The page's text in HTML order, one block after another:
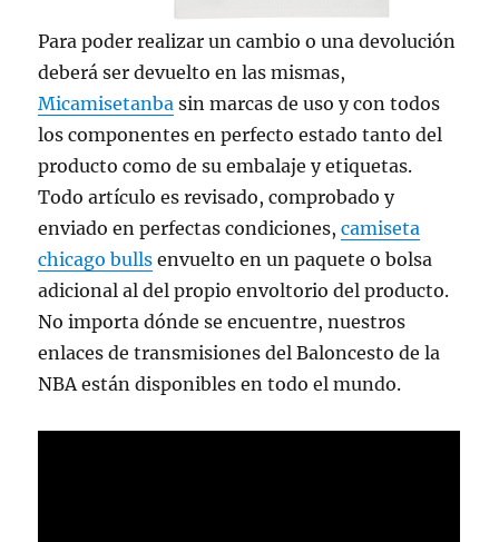
Para poder realizar un cambio o una devolución
deberá ser devuelto en las mismas,
Micamisetanba sin marcas de uso y con todos
los componentes en perfecto estado tanto del
producto como de su embalaje y etiquetas.
Todo artículo es revisado, comprobado y
enviado en perfectas condiciones,camiseta
chicago bulls envuelto en un paquete o bolsa
adicional al del propio envoltorio del producto.
No importa dónde se encuentre, nuestros
enlaces de transmisiones del Baloncesto de la
NBA están disponibles en todo el mundo.